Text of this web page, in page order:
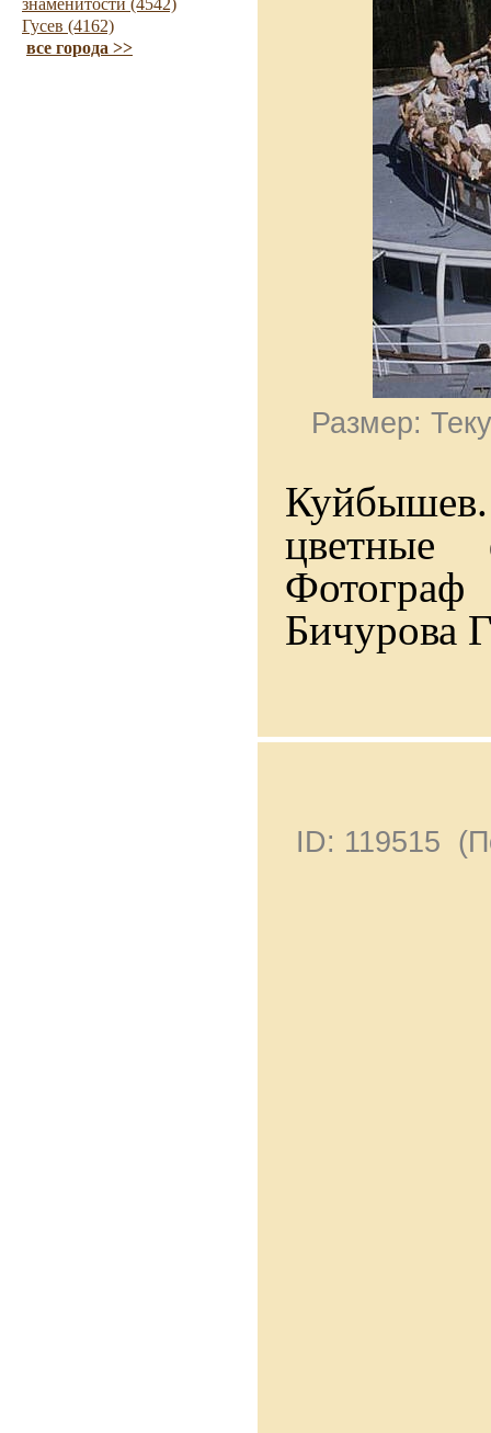
знаменитости (4542)
Гусев (4162)
все города >>
Размер:
цветные
Бичурова
ID: 119515